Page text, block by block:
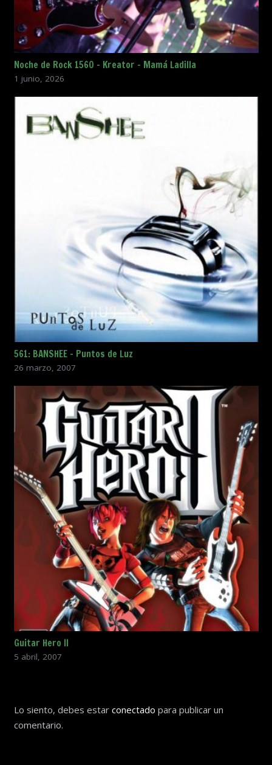
Noche de Rock 1560 – Kreator – Mamá Ladilla
1 junio, 2026
561: BANSHEE – Puntos de Luz
26 marzo, 2007
Guitar Hero II
5 abril, 2007
Lo siento, debes estar conectado para publicar un
comentario.